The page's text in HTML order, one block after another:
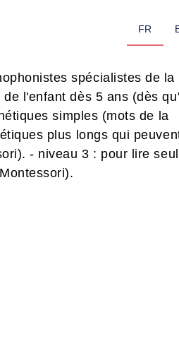
FR
spécialistes de la
l'enfant dès 5 ans (dès
simples (mots de la
plus longs qui
- niveau 3 : pour lire seul